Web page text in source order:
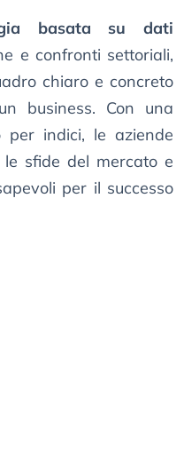
basata su dati
e confronti settoriali,
chiaro e concreto
business. Con una
per indici, le aziende
sfide del mercato e
per il successo